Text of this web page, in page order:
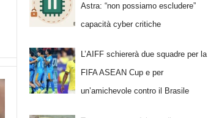
Astra: “non possiamo escludere”
capacità cyber critiche
L’AIFF schiererà due squadre per la
FIFA ASEAN Cup e per
un’amichevole contro il Brasile